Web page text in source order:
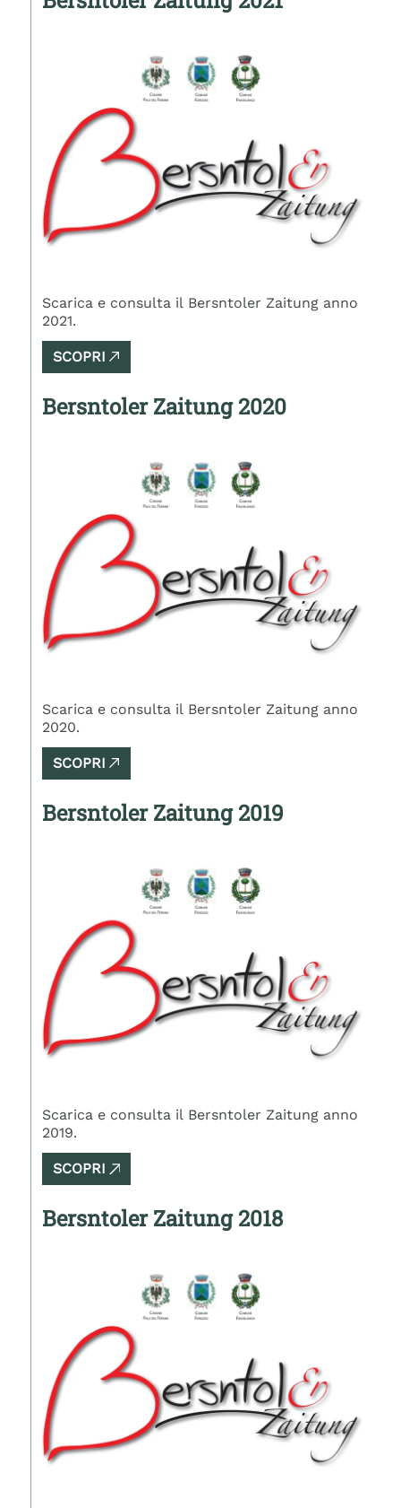
Scarica e consulta il Bersntoler Zaitung anno
2021.
SCOPRI
Bersntoler Zaitung 2020
Scarica e consulta il Bersntoler Zaitung anno
2020.
SCOPRI
Bersntoler Zaitung 2019
Scarica e consulta il Bersntoler Zaitung anno
2019.
SCOPRI
Bersntoler Zaitung 2018